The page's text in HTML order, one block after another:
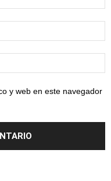
y web en este navegador